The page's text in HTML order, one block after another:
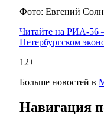
Фото: Евгений
Читайте на РИА-56
Петербургском
12+
Больше новостей в
Навигация